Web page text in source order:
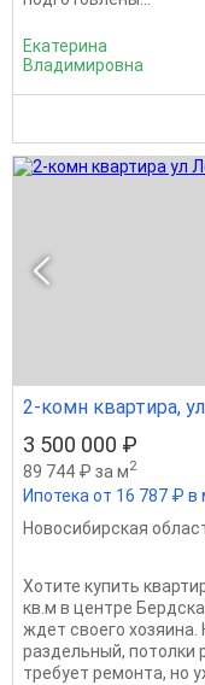
Екатерина
Владимировна
2-комн квартира,
3 500 000 ₽
89 744 ₽ за м2
Ипотека от 16 787 ₽ в
Новосибирская
Хотите купить
кв.м в центре
ждет своего
раздельный, потолки
требует ремонта, но